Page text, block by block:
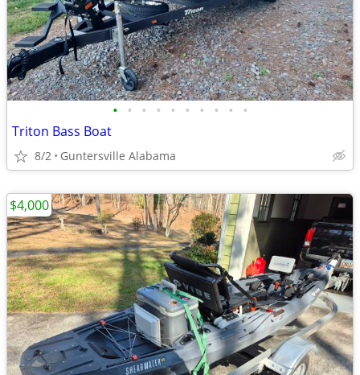
• • • • • • • • • •
Triton Bass Boat
8/2 Guntersville Alabama
$4,000